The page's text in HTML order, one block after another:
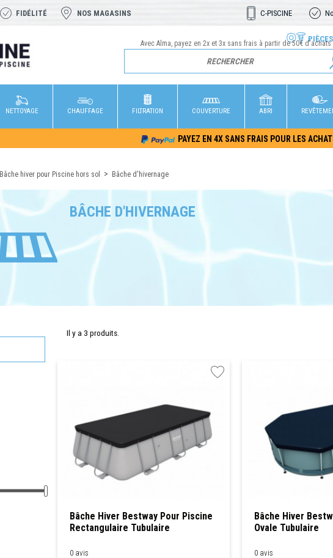
FIDÉLITÉ NOS MAGASINS C-PISCINE
Avec Alma, payez en 2x et 3x sans frais à partir de 50€ d'achats
NETTOYAGE CHAUFFAGE FILTRATION COUVERTURE ABRI
PAYEZ EN 4X SANS FRAIS POUR LES
Bâche hiver pour Piscine hors sol Bâche d'hivernage
BÂCHE D'HIVERNAGE
Il y a 3 produits.
Bâche Hiver Bestway Pour Piscine
Rectangulaire Tubulaire
0 avis
Bâche Hiver
Ovale Tubulaire
0 avis